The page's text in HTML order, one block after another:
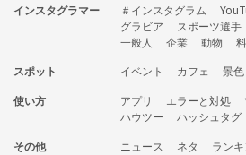
インスタグラマー
＃インスタグラム
グラビア
スポーツ選手
一般人
企業 動物
スポット
イベント カフェ 景色
使い方
アプリ エラーと対処
ハウツー
ハッシュタグ
その他
ニュース ネタ ラン